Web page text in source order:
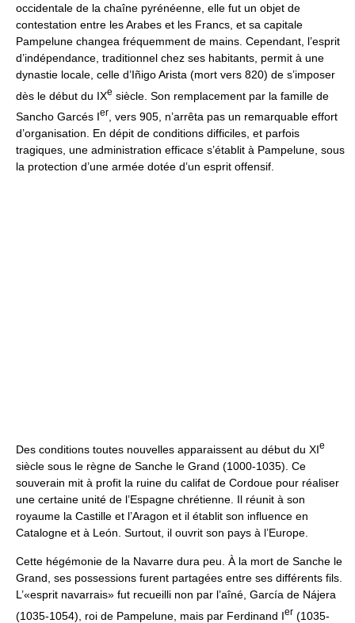
occidentale de la chaîne pyrénéenne, elle fut un objet de
contestation entre les Arabes et les Francs, et sa capitale
Pampelune changea fréquemment de mains. Cependant, l’esprit
d’indépendance, traditionnel chez ses habitants, permit à une
dynastie locale, celle d’Iñigo Arista (mort vers 820) de s’imposer
dès le début du IXe siècle. Son remplacement par la famille de
Sancho Garcés Ier
, vers 905, n’arrêta pas un remarquable effort
d’organisation. En dépit de conditions difficiles, et parfois
tragiques, une administration efficace s’établit à Pampelune, sous
la protection d’une armée dotée d’un esprit offensif.
Des conditions toutes nouvelles apparaissent au début du XIe
siècle sous le règne de Sanche le Grand (1000-1035). Ce
souverain mit à profit la ruine du califat de Cordoue pour réaliser
une certaine unité de l’Espagne chrétienne. Il réunit à son
royaume la Castille et l’Aragon et il établit son influence en
Catalogne et à León. Surtout, il ouvrit son pays à l’Europe.
Cette hégémonie de la Navarre dura peu. À la mort de Sanche le
Grand, ses possessions furent partagées entre ses différents fils.
L’«esprit navarrais» fut recueilli non par l’aîné, García de Nájera
(1035-1054), roi de Pampelune, mais par Ferdinand Ier (1035-